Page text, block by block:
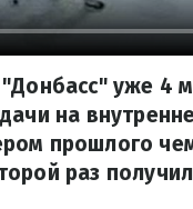
уже 4
на
прошлого
раз